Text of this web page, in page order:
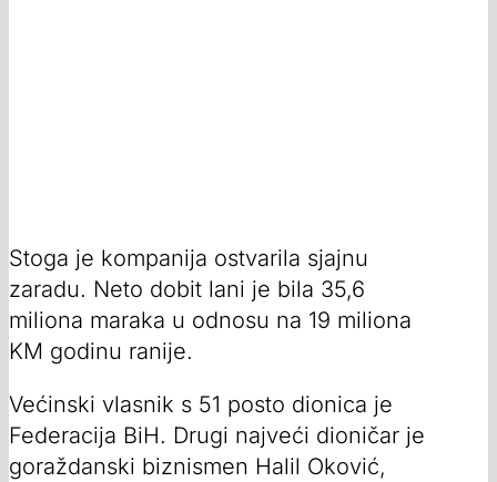
Stoga je kompanija ostvarila sjajnu
zaradu. Neto dobit lani je bila 35,6
miliona maraka u odnosu na 19 miliona
KM godinu ranije.
Većinski vlasnik s 51 posto dionica je
Federacija BiH. Drugi najveći dioničar je
goraždanski biznismen Halil Oković,